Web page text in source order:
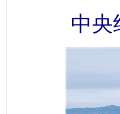
中央